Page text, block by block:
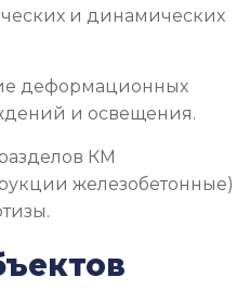
и динамических
деформационных
и освещения.
КМ
железобетонные)